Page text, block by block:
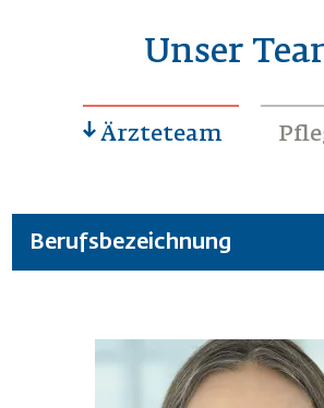
Unser
Ärzteteam
Berufsbezeichnung